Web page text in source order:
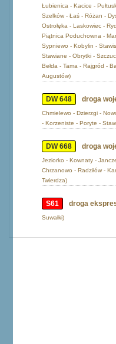
Łubienica - Kacice -
Szelków - Łaś - Różan -
Ostrołęka - Laskowiec -
Piątnica Poduchowna -
Sypniewo - Kobylin -
Stawiane - Obrytki -
Bełda - Tama - Rajgród -
Augustów)
DW 648 droga
Chmielewo - Dzierzgi -
- Korzeniste - Poryte -
DW 668 droga
Jeziorko - Kownaty -
Chrzanowo - Radziłów -
Twierdza)
S61 droga
Suwałki)